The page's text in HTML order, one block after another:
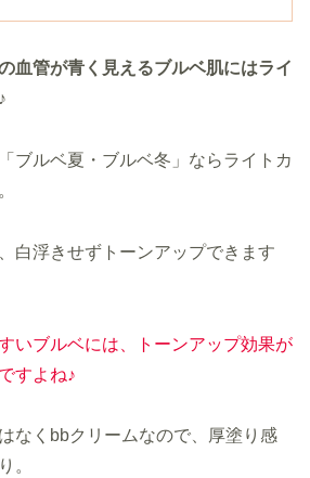
血管が青く見えるブルベ肌にはライ
ブルベ夏・ブルベ冬」ならライトカ
白浮きせずトーンアップできます
いブルベには、トーンアップ効果が
すよね♪
なくbbクリームなので、厚塗り感
。